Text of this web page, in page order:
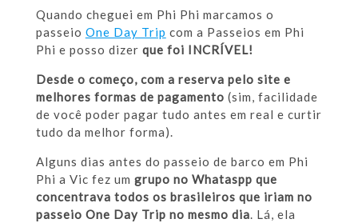
Quando cheguei em Phi Phi marcamos o
passeio One Day Trip com a Passeios em Phi
Phi e posso dizer que foi INCRÍVEL!
Desde o começo, com a reserva pelo site e
melhores formas de pagamento (sim, facilidade
de você poder pagar tudo antes em real e curtir
tudo da melhor forma).
Alguns dias antes do passeio de barco em Phi
Phi a Vic fez um grupo no Whataspp que
concentrava todos os brasileiros que iriam no
passeio One Day Trip no mesmo dia. Lá, ela